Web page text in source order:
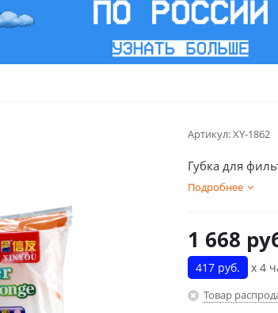
Артикул:XY-1862
Губка для
Подробнее
1 668
417 руб. х 4
Товар